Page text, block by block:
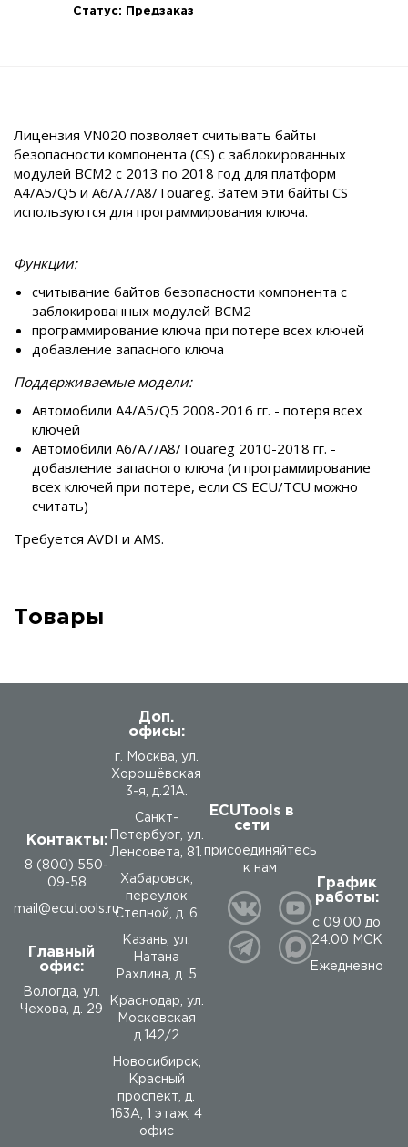
Статус: Предзаказ
Лицензия VN020 позволяет считывать байты
безопасности компонента (CS) с заблокированных
модулей BCM2 с 2013 по 2018 год для платформ
A4/A5/Q5 и A6/A7/A8/Touareg. Затем эти байты CS
используются для программирования ключа.
Функции:
считывание байтов безопасности компонента с
заблокированных модулей BCM2
программирование ключа при потере всех ключей
добавление запасного ключа
Поддерживаемые модели:
Автомобили A4/A5/Q5 2008-2016 гг. - потеря всех
ключей
Автомобили A6/A7/A8/Touareg 2010-2018 гг. -
добавление запасного ключа (и программирование
всех ключей при потере, если CS ECU/TCU можно
считать)
Требуется AVDI и AMS.
Товары
Контакты:
8 (800) 550-
09-58
mail@ecutools.ru
Главный
офис:
Вологда, ул.
Чехова, д. 29
Доп.
офисы:
г. Москва, ул.
Хорошёвская
3-я, д.21А.
Санкт-
Петербург, ул.
Ленсовета, 81.
Хабаровск,
переулок
Степной, д. 6
Казань, ул.
Натана
Рахлина, д. 5
Краснодар, ул.
Московская
д.142/2
Новосибирск,
Красный
проспект, д.
163А, 1 этаж, 4
офис
ECUTools в
сети
присоединяйтесь
к нам
График
работы:
с 09:00 до
24:00 МСК
Ежедневно